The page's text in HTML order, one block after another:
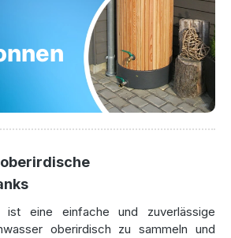
ist eine einfache und zuverlässige
oberirdisch zu sammeln und